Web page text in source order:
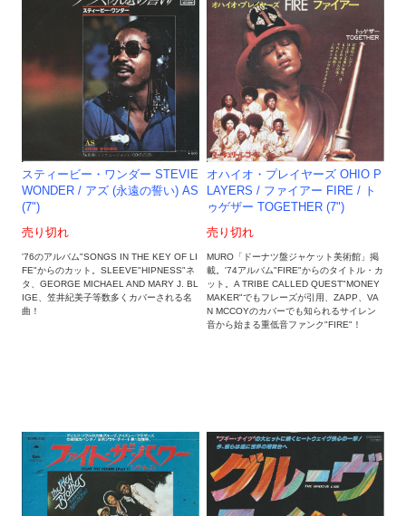
スティービー・ワンダー STEVIE
WONDER / アズ (永遠の誓い) AS
(7")
売り切れ
'76のアルバム"SONGS IN THE KEY OF LI
FE"からのカット。SLEEVE"HIPNESS"ネ
タ、GEORGE MICHAEL AND MARY J. BL
IGE、笠井紀美子等数多くカバーされる名
曲！
オハイオ・プレイヤーズ OHIO P
LAYERS / ファイアー FIRE / ト
ゥゲザー TOGETHER (7")
売り切れ
MURO「ドーナツ盤ジャケット美術館」掲
載。'74アルバム"FIRE"からのタイトル・カ
ット。A TRIBE CALLED QUEST"MONEY
MAKER"でもフレーズが引用、ZAPP、VA
N MCCOYのカバーでも知られるサイレン
音から始まる重低音ファンク"FIRE"！